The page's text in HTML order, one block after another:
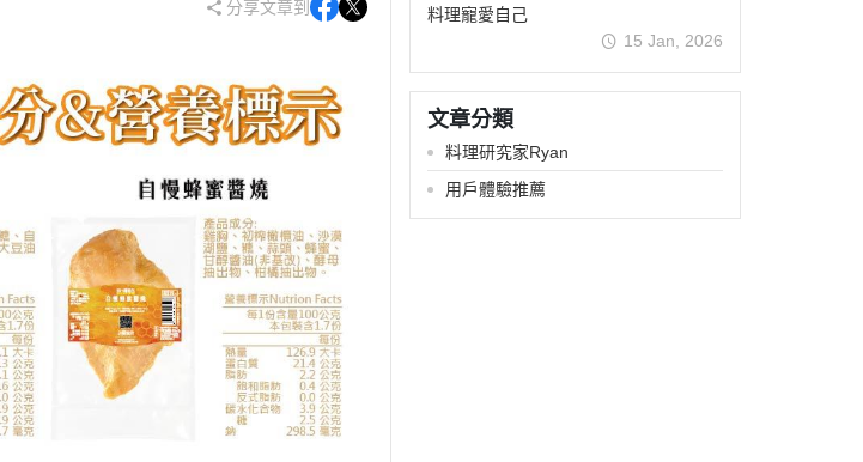
分享文章到
料理寵愛自己
15 Jan, 2026
文章分類
料理研究家Ryan
用戶體驗推薦